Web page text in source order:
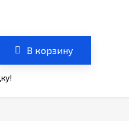
В корзину